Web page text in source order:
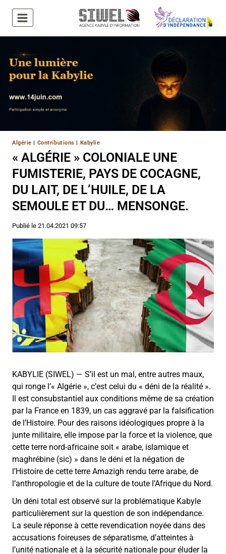
contenu
Algérie | Contributions | Kabylie
« ALGÉRIE » COLONIALE UNE
FUMISTERIE, PAYS DE COCAGNE,
DU LAIT, DE L’HUILE, DE LA
SEMOULE ET DU… MENSONGE.
Publié le 21.04.2021 09:57
KABYLIE (SIWEL) — S’il est un mal, entre autres maux,
qui ronge l’« Algérie », c’est celui du « déni de la réalité ».
Il est consubstantiel aux conditions même de sa création
par la France en 1839, un cas aggravé par la falsification
de l’Histoire. Pour des raisons idéologiques propre à la
junte militaire, elle impose par la force et la violence, que
cette terre nord-africaine soit « arabe, islamique et
maghrébine (sic) » dans le déni et la négation de
l’Histoire de cette terre Amazigh rendu terre arabe, de
l’anthropologie et de la culture de toute l’Afrique du Nord.
Un déni total est observé sur la problématique Kabyle
particulièrement sur la question de son indépendance.
La seule réponse à cette revendication noyée dans des
accusations foireuses de séparatisme, d’atteintes à
l’unité nationale et à la sécurité nationale pour éluder la